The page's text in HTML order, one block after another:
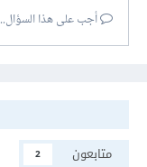
أجب على هذا السؤال...
متابعون
2